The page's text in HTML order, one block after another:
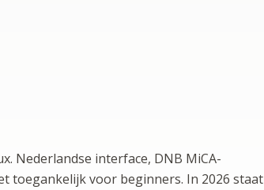
Nederlandse interface, DNB MiCA-
toegankelijk voor beginners. In 2026 staat